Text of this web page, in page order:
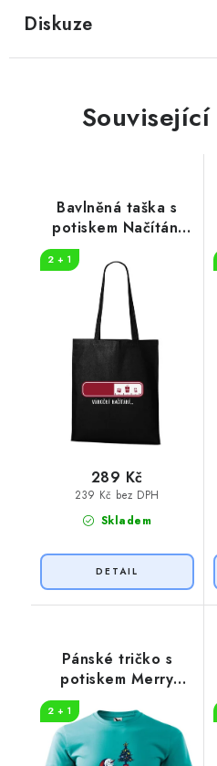
Diskuze
Bavlněná taška s
potiskem Načítání
2 + 1
Skladem
239 Kč bez DPH
289 Kč
Pánské tričko s
potiskem Merry
2 + 1